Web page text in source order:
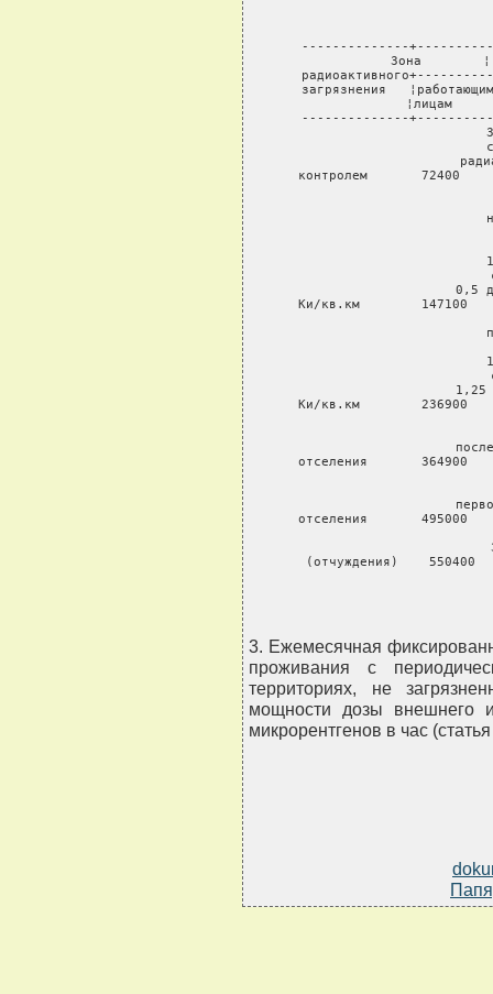
--------------
Зона
загрязнения
¦лицам
--------------
контролем       72400
0,5
Ки/кв.км        147100
Ки/кв.км        236900
отселения       364900
отселения       495000
(отчуждения)
3. Ежемесячная
проживания с
территориях, не
мощности дозы внешнего
микрорентгенов в час